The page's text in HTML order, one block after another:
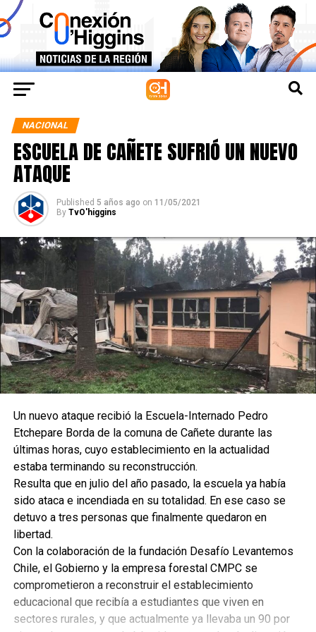
NACIONAL
ESCUELA DE CAÑETE SUFRIÓ UN NUEVO
ATAQUE
Published 5 años ago on 11/05/2021
By TvO'higgins
Un nuevo ataque recibió la Escuela-Internado Pedro
Etchepare Borda de la comuna de Cañete durante las
últimas horas, cuyo establecimiento en la actualidad
estaba terminando su reconstrucción.
Resulta que en julio del año pasado, la escuela ya había
sido ataca e incendiada en su totalidad. En ese caso se
detuvo a tres personas que finalmente quedaron en
libertad.
Con la colaboración de la fundación Desafío Levantemos
Chile, el Gobierno y la empresa forestal CMPC se
comprometieron a reconstruir el establecimiento
educacional que recibía a estudiantes que viven en
sectores rurales, y que actualmente ya llevaba un 90 por